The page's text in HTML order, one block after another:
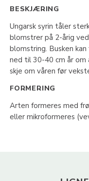
BESKJÆRING
Ungarsk syrin tåler
blomstrer på 2-årig
blomstring. Busken
ned til 30-40 cm år om
skje om våren før
FORMERING
Arten formeres med
eller mikroformeres